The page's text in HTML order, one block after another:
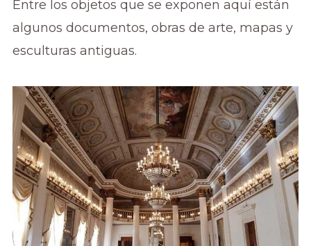
Entre los objetos que se exponen aquí están
algunos documentos, obras de arte, mapas y
esculturas antiguas.